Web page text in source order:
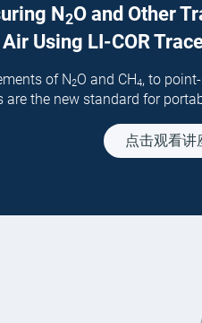
N2Oand Other
Air Using LI-COR
of N2O and CH4, to
are the new standard for
点击观看讲